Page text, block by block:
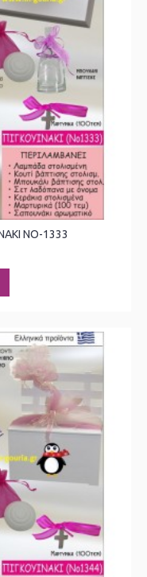
ΝΟ-1333